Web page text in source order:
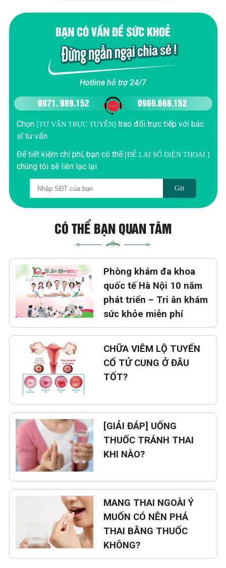
BẠN CÓ VẤN ĐỀ SỨC KHOẺ
Hotline hỗ trợ 24/7
0971. 989.152 0969.668.152
Chọn [TƯ VẤN TRỰC TUYẾN] trao đổi trực tiếp với bác
sĩ tư vấn
Để tiết kiệm chi phí, bạn có thể [ĐỂ LẠI SỐ ĐIỆN THOẠI ]
chúng tôi sẽ liên lạc lại
Gửi
CÓ THỂ BẠN QUAN TÂM
Phòng khám đa khoa
quốc tế Hà Nội 10 năm
phát triển – Tri ân khám
sức khỏe miễn phí
CHỮA VIÊM LỘ TUYẾN
CỔ TỬ CUNG Ở ĐÂU
TỐT?
[GIẢI ĐÁP] UỐNG
THUỐC TRÁNH THAI
KHI NÀO?
MANG THAI NGOÀI Ý
MUỐN CÓ NÊN PHÁ
THAI BẰNG THUỐC
KHÔNG?